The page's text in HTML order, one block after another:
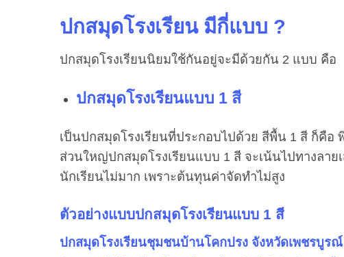
ปกสมุดโรงเรียน มีกี่แบบ ?
ปกสมุดโรงเรียนนิยมใช้กันอยู่จะมีด้วยกัน 2 แบบ คือ
ปกสมุดโรงเรียนแบบ 1 สี
เป็นปกสมุดโรงเรียนที่ประกอบไปด้วย สีพื้น 1 สี ก็คื
ส่วนใหญ่ปกสมุดโรงเรียนแบบ 1 สี จะเน้นไปทางลา
นักเรียนไม่มาก เพราะต้นทุนค่าจัดทำไม่สูง
ตัวอย่างแบบปกสมุดโรงเรียนแบบ 1 สี
ปกสมุดโรงเรียนชุมชนบ้านโคกปรง จังหวัดเพชรบูรณ์